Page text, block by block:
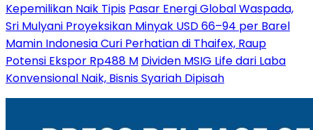
Kepemilikan Naik Tipis Pasar Energi Global Waspada,
Sri Mulyani Proyeksikan Minyak USD 66–94 per Barel
Mamin Indonesia Curi Perhatian di Thaifex, Raup
Potensi Ekspor Rp488 M Dividen MSIG Life dari Laba
Konvensional Naik, Bisnis Syariah Dipisah